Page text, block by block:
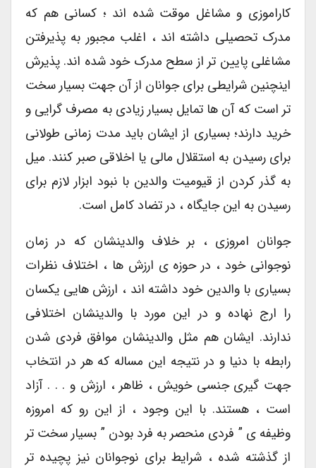
کاراموزی و مشاغل موقت شده اند ؛ کسانی هم که
مدرک تحصیلی داشته اند ، اغلب مجبور به پذیرفتن
مشاغلی پایین تر از سطح مدرک خود شده اند. پذیرش
اینچنین شرایطی برای جوانان از آن جهت بسیار سخت
تر است که آن ها تمایل بسیار زیادی به مصرف گرایی و
خرید دارند؛ بسیاری از ایشان باید مدت زمانی طولانی
برای رسیدن به استقلال مالی یا اخلاقی صبر کنند. میل
به گذر کردن از قیومیت والدین با نبود ابزار لازم برای
رسیدن به این جایگاه ، در تضاد کامل است.
جوانان امروزی ، بر خلاف والدینشان که در زمان
نوجوانی خود ، در حوزه ی ارزش ها ، اختلاف نظرات
بسیاری با والدین خود داشته اند ، ارزش هایی یکسان
را ارج نهاده و در این مورد با والدینشان اختلافی
ندارند. ایشان هم مثل والدینشان موافق فردی شدن
رابطه با دنیا و در نتیجه این مساله که هر در انتخاب
جهت گیری جنسی خویش ، ظاهر ، ارزش و . . . آزاد
است ، هستند. با این وجود ، از این رو که امروزه
وظیفه ی ” فردی منحصر به فرد بودن ” بسیار سخت تر
از گذشته شده ، شرایط برای نوجوانان نیز پچیده تر